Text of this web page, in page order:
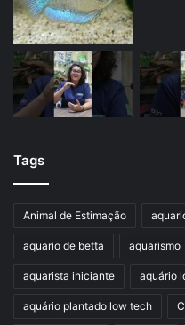
Tags
Animal de Estimação
aquario de betta aquarismo
aquarista iniciante aquário
aquário plantado low tech